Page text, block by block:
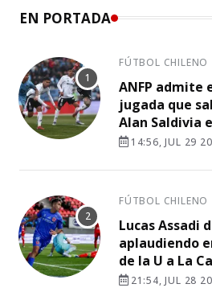
EN PORTADA
FÚTBOL CHILENO
ANFP admite
jugada que
Alan Saldivia
14:56, JUL 29
FÚTBOL CHILENO
Lucas Assadi
aplaudiendo
de la U a La
21:54, JUL 28